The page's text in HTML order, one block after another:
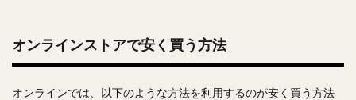
オンラインストアで安く買う方法
オンラインでは、以下のような方法を利用するのが安く買う方法